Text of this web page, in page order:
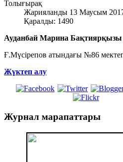
Толығырақ
Жарияланды 13 Маусым
Қаралды: 1490
Ауданбай Марина Бақтиярқызы
Ғ.Мүсірепов атындағы №86
Жүктеп алу
Журнал марапаттары